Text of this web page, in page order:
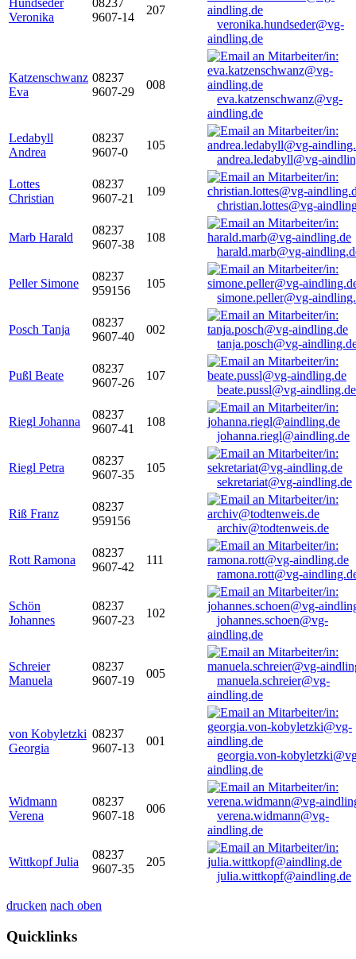
Hundseder
Veronika
08237
9607-14
207
veronika.hundseder@vg-
aindling.de
Katzenschwanz
Eva
08237
9607-29
008
eva.katzenschwanz@vg-
aindling.de
Ledabyll
Andrea
08237
9607-0
105
andrea.ledabyll@vg-
Lottes
Christian
08237
9607-21
109
christian.lottes@vg-
Marb Harald
08237
9607-38
108
harald.marb@vg-
Peller Simone
08237
959156
105
simone.peller@vg-
Posch Tanja
08237
9607-40
002
tanja.posch@vg-
Pußl Beate
08237
9607-26
107
beate.pussl@vg-aindling.de
Riegl Johanna
08237
9607-41
108
johanna.riegl@aindling.de
Riegl Petra
08237
9607-35
105
sekretariat@vg-aindling.de
Riß Franz
08237
959156
archiv@todtenweis.de
Rott Ramona
08237
9607-42
111
ramona.rott@vg-
Schön
Johannes
08237
9607-23
102
johannes.schoen@vg-
aindling.de
Schreier
Manuela
08237
9607-19
005
manuela.schreier@vg-
aindling.de
von Kobyletzki
Georgia
08237
9607-13
001
georgia.von-
aindling.de
Widmann
Verena
08237
9607-18
006
verena.widmann@vg-
aindling.de
Wittkopf Julia
08237
9607-35
205
julia.wittkopf@aindling.de
drucken nach oben
Quicklinks